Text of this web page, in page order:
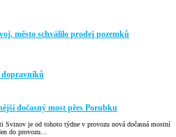
město schválilo prodej pozemků
dopravníků
dočasný most přes Porubku
Svinov je od tohoto týdne v provozu nová dočasná mostní
do provozu...